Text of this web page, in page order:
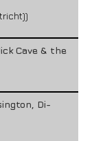
Cave & the
Di-